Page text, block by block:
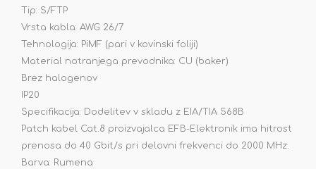
Tip: S/FTP
Vrsta kabla: AWG 26/7
Tehnologija: PiMF (pari v kovinski foliji)
Material notranjega prevodnika: CU (baker)
Brez halogenov
IP20
Specifikacija: Dodelitev v skladu z EIA/TIA 568B
Patch kabel Cat.8 proizvajalca EFB-Elektronik ima hitrost
prenosa do 40 Gbit/s pri delovni frekvenci do 2000 MHz.
Barva: Rumena